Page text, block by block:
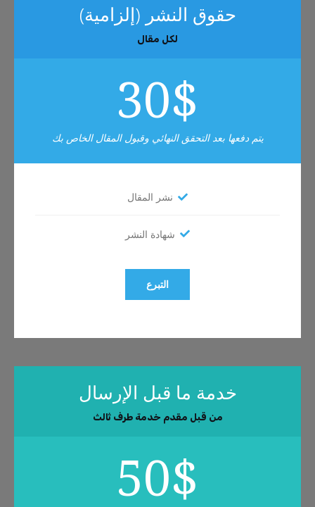
حقوق النشر (إلزامية)
لكل مقال
$
30
يتم دفعها بعد التحقق النهائي وقبول المقال الخاص بك
نشر المقال
شهادة النشر
التبرع
خدمة ما قبل الإرسال
من قبل مقدم خدمة طرف ثالث
$
50